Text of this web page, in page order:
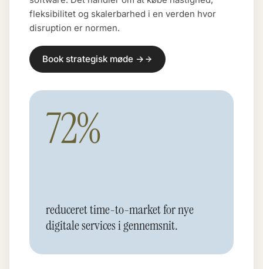
fleksibilitet og skalerbarhed i en verden hvor
disruption er normen.
Book strategisk møde →
72%
reduceret time-to-market for nye
digitale services i gennemsnit.